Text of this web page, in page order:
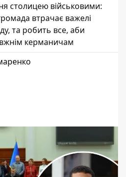
столицею військовими:
втрачає важелі
та робить все, аби
керманичам